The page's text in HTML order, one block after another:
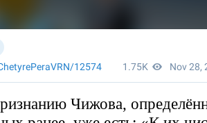
Чижова,